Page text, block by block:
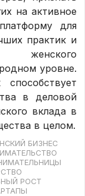
на активное
для
практик и
женского
уровне.
в деловой
вклада в
в целом.
БИЗНЕС
РОСТ